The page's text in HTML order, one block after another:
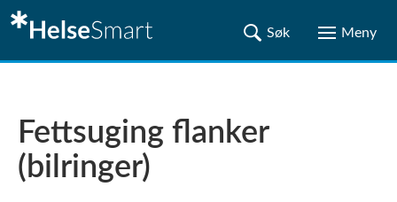
Fettsuging flanker
(bilringer)